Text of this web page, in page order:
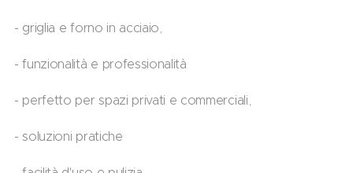
- griglia e forno in acciaio,
- funzionalità e professionalità
- perfetto per spazi privati ​​e commerciali,
- soluzioni pratiche